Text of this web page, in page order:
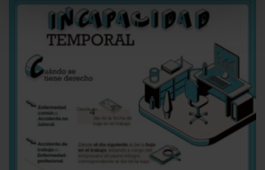
Puedesaceptar solo las esencialespara denegar
todas las cookies excepto aquellas imprescindibles.
También puedesconfigurar
seleccionar solo aquellas que quieras permitir en tu
navegador. Si no seleccionas ninguna utilizaremos
las que sean indispensables para la navegación.
Saber más acerca de las cookies